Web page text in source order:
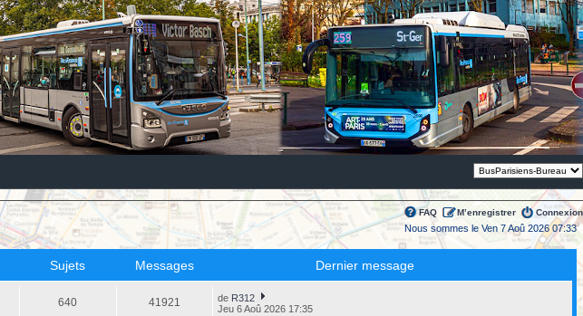
FAQ M’enregistrer Connexion
Nous sommes le Ven 7 Aoû 2026 07:33
Sujets Messages Dernier message
640 41921 de R312
Jeu 6 Aoû 2026 17:35